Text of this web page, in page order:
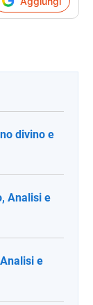
divino e
Analisi e
e